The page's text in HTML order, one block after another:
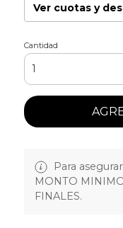
Ver cuotas y
Cantidad
Para
MONTO
FINALES.